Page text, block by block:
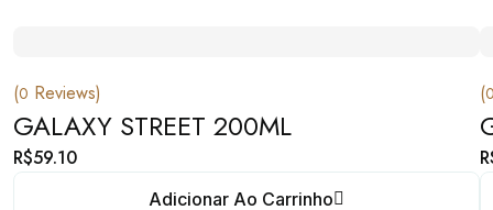
(0 Reviews)
GALAXY STREET 200ML
R$59.10
Adicionar Ao Carrinho
(